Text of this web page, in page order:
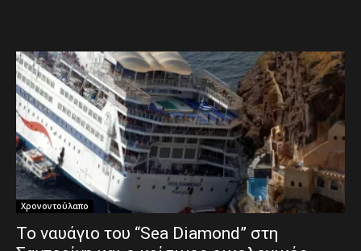
Χρονοντούλαπο
Το ναυάγιο του “Sea Diamond” στη